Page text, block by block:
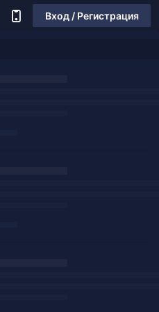
Вход / Регистрация